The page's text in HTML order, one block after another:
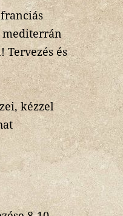
mediterrán
és
kézzel